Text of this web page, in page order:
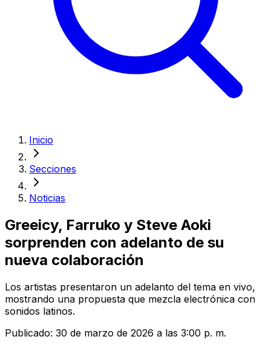
Inicio
Secciones
Noticias
Greeicy, Farruko y Steve Aoki
sorprenden con adelanto de su
nueva colaboración
Los artistas presentaron un adelanto del tema en vivo,
mostrando una propuesta que mezcla electrónica con
sonidos latinos.
Publicado: 30 de marzo de 2026 a las 3:00 p. m.